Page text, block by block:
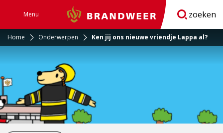
Menu Brandweer zoeken
Home Onderwerpen Ken jij ons nieuwe vriendje Lappa al?